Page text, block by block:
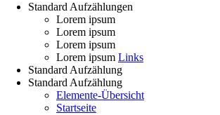
Standard Aufzählungen
Lorem ipsum
Lorem ipsum
Lorem ipsum
Lorem ipsum Links
Standard Aufzählung
Standard Aufzählung
Elemente-Übersicht
Startseite